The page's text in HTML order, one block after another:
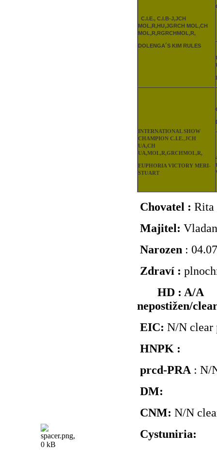
C.I.E., C.I.B-J,JCH
MOL,R,HU,JGRCH MOL,CH
MOL,R,RGRCHMOL,R,
DOLENGA´S KIM RULES
INTERNATIONAL SHOW
CHAMPION C.I.E. JCH
UA,CH
UA,MOL,R,GRCHMOL,R,
EUPHORIA VICTORY MERI-
STUART
Chovatel : Rita
Majitel:
Narozen :
Zdraví :
HD : A/A
nepostižen/
EIC: N/N clear
HNPK :
prcd-PRA : N/
DM:
CNM: N/N
Cystuniria: